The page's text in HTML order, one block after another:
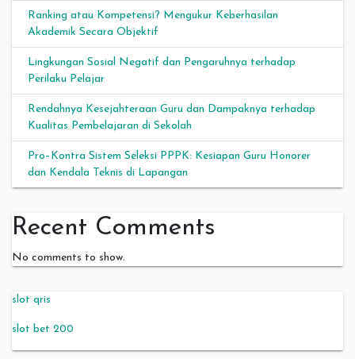
Ranking atau Kompetensi? Mengukur Keberhasilan
Akademik Secara Objektif
Lingkungan Sosial Negatif dan Pengaruhnya terhadap
Perilaku Pelajar
Rendahnya Kesejahteraan Guru dan Dampaknya terhadap
Kualitas Pembelajaran di Sekolah
Pro–Kontra Sistem Seleksi PPPK: Kesiapan Guru Honorer
dan Kendala Teknis di Lapangan
Recent Comments
No comments to show.
slot qris
slot bet 200